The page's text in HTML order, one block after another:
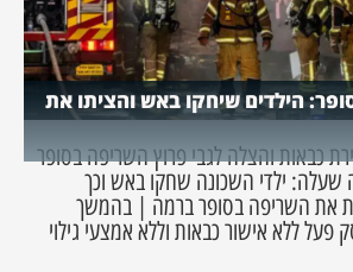
הילדים שיחקו באש והציתו את
כבאות והצלה לגבי פרוץ השריפה בסופר
ילדי השכונה שחקו באש וכך
את השריפה בסופר ברמה | בהמשך
ללא אישור כבאות וללא אמצעי גילוי